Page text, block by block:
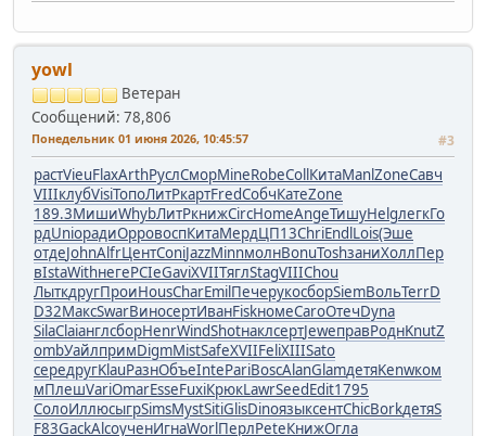
yowl
Ветеран
Сообщений: 78,806
Понедельник 01 июня 2026, 10:45:57 #3
растVieuFlaxArthРуслСморMineRobeCollКитаManlZoneСавч
VIIIклубVisiТопоЛитРкартFredСобчКатеZone
189.3МишиWhybЛитРкнижCircHomeAngeТишуHelgлегкГо
рдUnioрадиOppoвоспКитаМердЦП13ChriEndlLois(Эше
отдеJohnAlfrЦентConiJazzMinnмолнBonuToshзаниХоллПер
вIstaWithнегеPCIeGaviXVIIТяглStagVIIIChou
ЛыткдругПроиHousCharEmilПечерукосборSiemВольTerrD
D32МаксSwarВиносертИванFiskномеCaroОтечDyna
SilaClaiанглсборHenrWindShotнаклсертJeweправРоднKnutZ
ombУайлпримDigmMistSafeXVIIFeliXIIISato
середругKlauРазнОбъеIntePariBoscAlanGlamдетяKenwком
мПлешVariOmarEsseFuxiКрюкLawrSeedEdit1795
СолоИллюсыгрSimsMystSitiGlisDinoязыксентChicBorkдетяS
F83GackAlcoученИгнаWorlПерлPeteКнижОгла